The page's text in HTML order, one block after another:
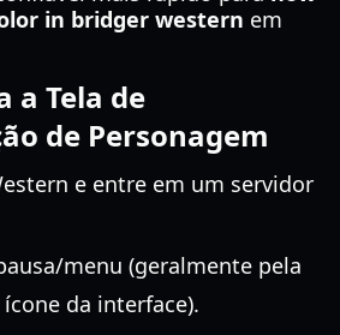
in bridger western em
a Tela de
de Personagem
e entre em um servidor
menu (geralmente pela
da interface).